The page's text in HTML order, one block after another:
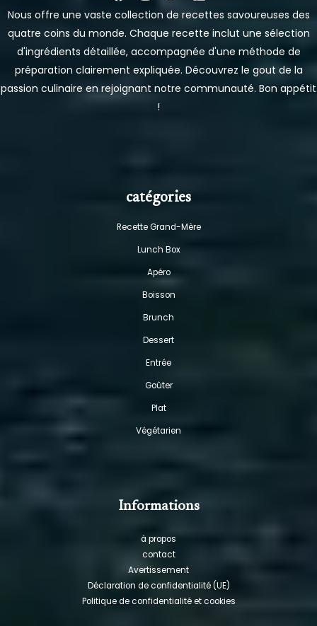
Nous offre une vaste collection de recettes savoureuses des
quatre coins du monde. Chaque recette inclut une sélection
d'ingrédients détaillée, accompagnée d'une méthode de
préparation clairement expliquée. Découvrez le gout de la
passion culinaire en rejoignant notre communauté. Bon appétit
!
catégories
Recette Grand-Mère
Lunch Box
Apéro
Boisson
Brunch
Dessert
Entrée
Goûter
Plat
Végétarien
Informations
à propos
contact
Avertissement
Déclaration de confidentialité (UE)
Politique de confidentialité et cookies